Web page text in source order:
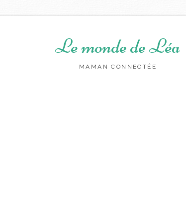
Le monde de Léa
MAMAN CONNECTÉE